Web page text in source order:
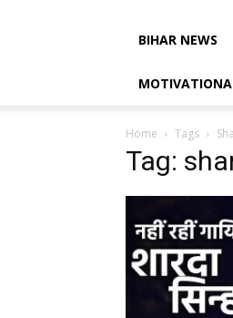
BIHAR NEWS
Home Tags
Tag: